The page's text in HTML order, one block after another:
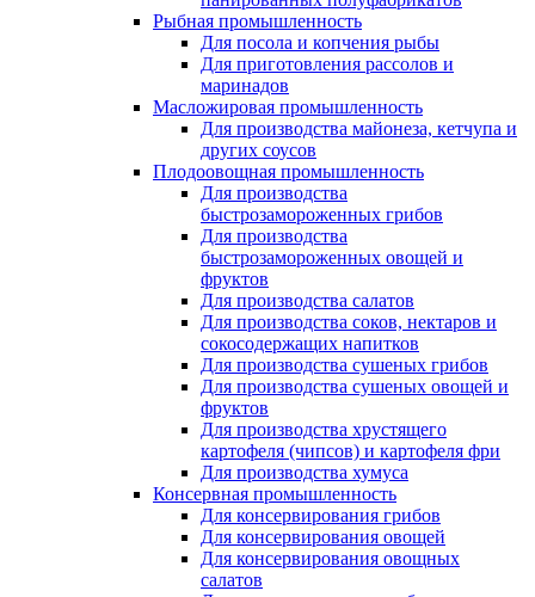
Рыбная промышленность
Для посола и копчения рыбы
Для приготовления рассолов и
маринадов
Масложировая промышленность
Для производства майонеза, кетчупа и
других соусов
Плодоовощная промышленность
Для производства
быстрозамороженных грибов
Для производства
быстрозамороженных овощей и
фруктов
Для производства салатов
Для производства соков, нектаров и
сокосодержащих напитков
Для производства сушеных грибов
Для производства сушеных овощей и
фруктов
Для производства хрустящего
картофеля (чипсов) и картофеля фри
Для производства хумуса
Консервная промышленность
Для консервирования грибов
Для консервирования овощей
Для консервирования овощных
салатов